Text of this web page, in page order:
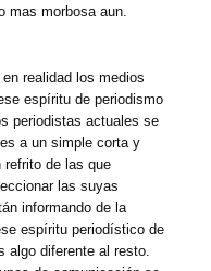
mas morbosa aun.
realidad los medios
espíritu de periodismo
periodistas actuales se
a un simple corta y
refrito de las que
las suyas
informando de la
espíritu periodístico de
algo diferente al resto.